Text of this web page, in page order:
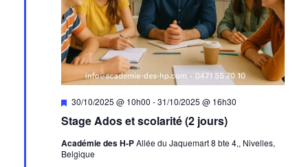
Stage Ados et scolarité (2 jours)
Mis
avant
30/10/2025 @ 10h00 -31/10/2025 @ 16h30
Académie des H-PAllée du Jaquemart 8 bte 4,, Nivelles,
Belgique